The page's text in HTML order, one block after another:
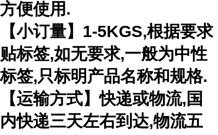
方便使用.
【小订量】1-5KGS,根据要求
贴标签,如无要求,一般为中性
标签,只标明产品名称和规格.
【运输方式】快递或物流,国
内快递三天左右到达,物流五